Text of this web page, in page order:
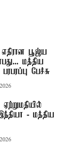
பூஜ்ய
மத்திய
பேச்சு
- மத்திய